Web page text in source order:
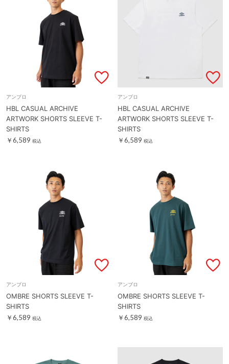
アンブロ
HBL CASUAL ARCHIVE
ARTWORK SHORTS SLEEVE T-
SHIRTS
￥6,589 税込
アンブロ
HBL CASUAL ARCHIVE
ARTWORK SHORTS SLEEVE T-
SHIRTS
￥6,589 税込
アンブロ
OMBRE SHORTS SLEEVE T-
SHIRTS
￥6,589 税込
アンブロ
OMBRE SHORTS SLEEVE T-
SHIRTS
￥6,589 税込